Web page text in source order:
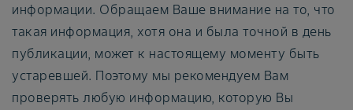
информации. Обращаем Ваше внимание на то, что
такая информация, хотя она и была точной в день
публикации, может к настоящему моменту быть
устаревшей. Поэтому мы рекомендуем Вам
проверять любую информацию, которую Вы